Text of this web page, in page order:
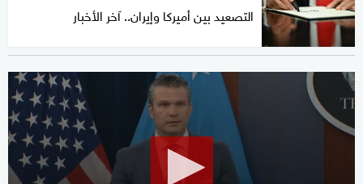
التصعيد بين أميركا وإيران.. آخر الأخبار
0
seconds
of
28
minutes,